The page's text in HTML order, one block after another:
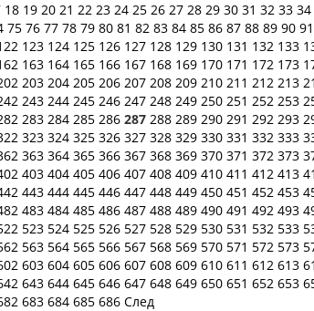
18 19 20 21 22 23 24 25 26 27 28 29 30 31 32 33 34
75 76 77 78 79 80 81 82 83 84 85 86 87 88 89 90 91
123 124 125 126 127 128 129 130 131 132 133
163 164 165 166 167 168 169 170 171 172 173
203 204 205 206 207 208 209 210 211 212 213
243 244 245 246 247 248 249 250 251 252 253
283 284 285 286 287 288 289 290 291 292 293
323 324 325 326 327 328 329 330 331 332 333
363 364 365 366 367 368 369 370 371 372 373
403 404 405 406 407 408 409 410 411 412 413
443 444 445 446 447 448 449 450 451 452 453
483 484 485 486 487 488 489 490 491 492 493
523 524 525 526 527 528 529 530 531 532 533
563 564 565 566 567 568 569 570 571 572 573
603 604 605 606 607 608 609 610 611 612 613
643 644 645 646 647 648 649 650 651 652 653
683 684 685 686 След